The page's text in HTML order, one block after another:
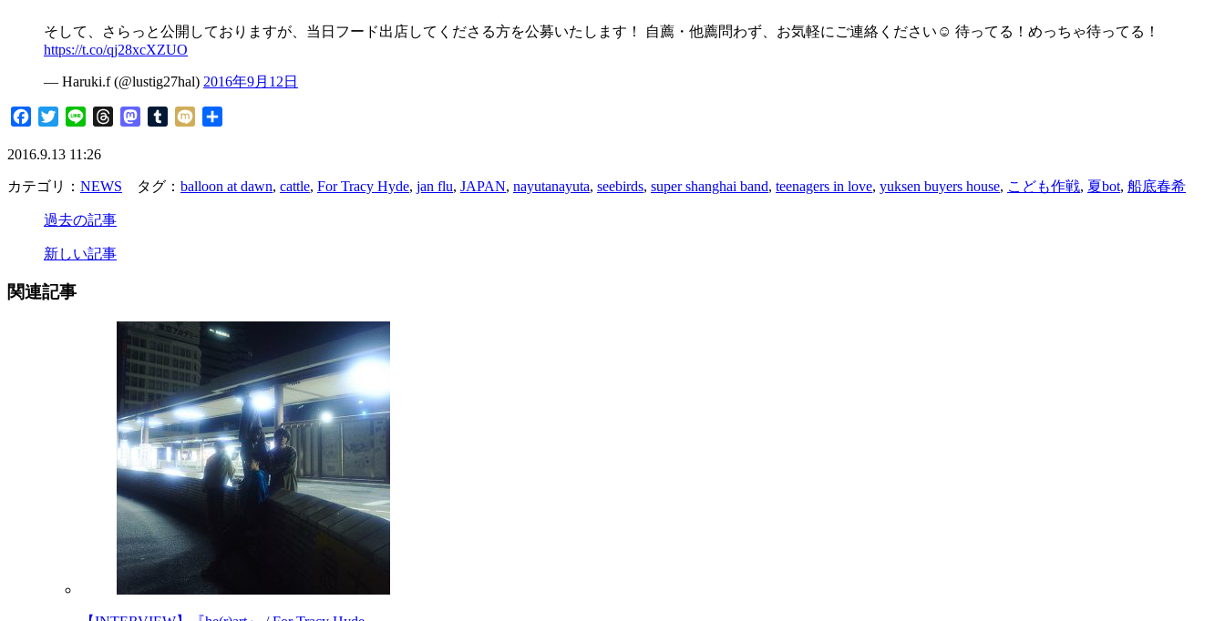
そして、さらっと公開しておりますが、当日フード出店してくださる方を公募いたします！ 自薦・他薦問わず、お気軽にご連絡ください☺ 待ってる！めっちゃ待ってる！
https://t.co/qj28xcXZUO
— Haruki.f (@lustig27hal) 2016年9月12日
FacebookTwitterLine ThreadsMastodonTumblrMixi
2016.9.13 11:26
カテゴリ： NEWS タグ： balloon at dawn, cattle, For Tracy Hyde, jan flu, JAPAN, nayutanayuta, seebirds, super shanghai band, teenagers in love, yuksen buyers house, こども作戦, 夏bot, 船底春希
過去の記事
新しい記事
関連記事